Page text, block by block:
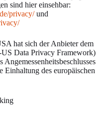
sind hier einsehbar:
/privacy/und
/
hat sich der Anbieter dem
Data Privacy Framework)
Angemessenheitsbeschlusses
Einhaltung des europäischen